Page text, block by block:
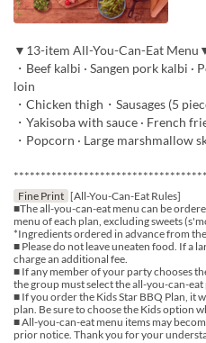
▼13-item All-You-Can-Eat
・Beef kalbi · Sangen pork kalbi
loin
・Chicken thigh・Sausages (5
・Yakisoba with sauce · French
・Popcorn · Large marshmallow
Fine Print [All-You-Can-Eat Rules]
■The all-you-can-eat menu can be
menu of each plan, excluding sweets
*Ingredients ordered in advance from
■ Please do not leave uneaten food. If a
charge an additional fee.
■ If any member of your party chooses
the group must select the all-you-can-eat
■ If you order the Kids Star BBQ Plan, it
plan. Be sure to choose the Kids option
■ All-you-can-eat menu items may
prior notice. Thank you for your